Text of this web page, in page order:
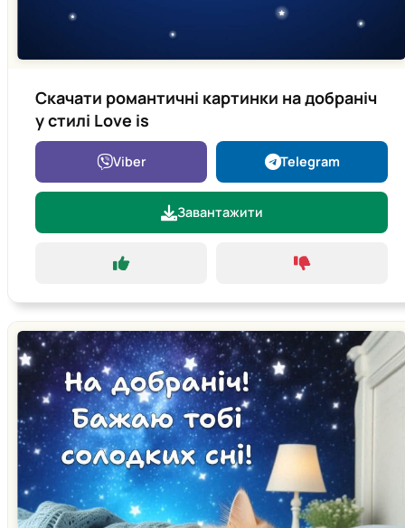
Скачати романтичні картинки на добраніч
у стилі Love is
Viber Telegram
Завантажити